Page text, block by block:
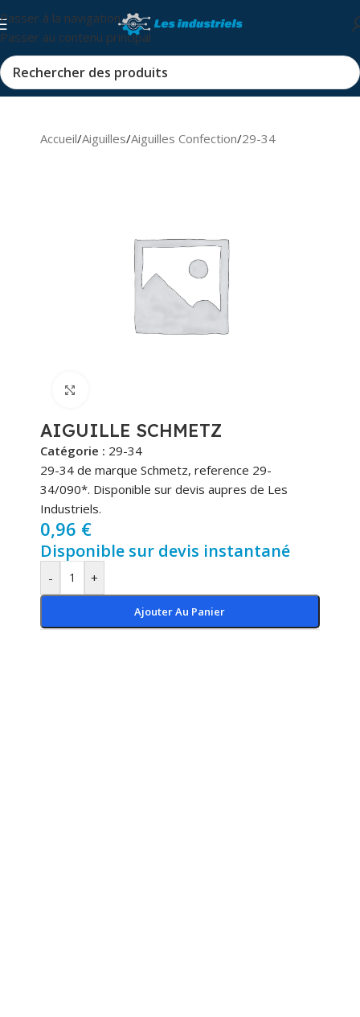
Passer à la navigation
Passer au contenu principal
Accueil/Aiguilles/Aiguilles Confection/29-34
AIGUILLE SCHMETZ
Catégorie : 29-34
29-34 de marque Schmetz, reference 29-
34/090*. Disponible sur devis aupres de Les
Industriels.
0,96 €
Disponible sur devis instantané
- +
Ajouter Au Panier